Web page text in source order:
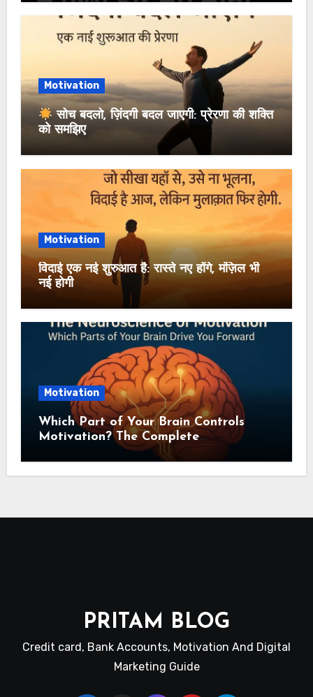
Motivation
सोच बदलो, ज़िंदगी बदल जाएगी: प्रेरणा की शक्ति
को समझिए
Motivation
विदाई एक नई शुरुआत है: रास्ते नए होंगे, मंज़िल भी
नई होगी
Motivation
Which Part of Your Brain Controls
Motivation? The Complete
Neuroscience Guide
PRITAM BLOG
Credit card, Bank Accounts, Motivation And Digital
Marketing Guide